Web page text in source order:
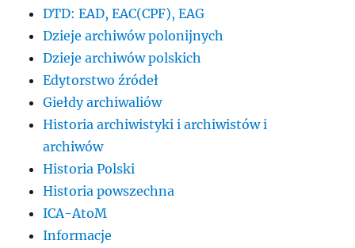
DTD: EAD, EAC(CPF), EAG
Dzieje archiwów polonijnych
Dzieje archiwów polskich
Edytorstwo źródeł
Giełdy archiwaliów
Historia archiwistyki i archiwistów i
archiwów
Historia Polski
Historia powszechna
ICA-AtoM
Informacje